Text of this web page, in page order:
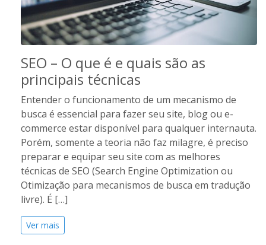
SEO – O que é e quais são as
principais técnicas
Entender o funcionamento de um mecanismo de
busca é essencial para fazer seu site, blog ou e-
commerce estar disponível para qualquer internauta.
Porém, somente a teoria não faz milagre, é preciso
preparar e equipar seu site com as melhores
técnicas de SEO (Search Engine Optimization ou
Otimização para mecanismos de busca em tradução
livre). É […]
Ver mais